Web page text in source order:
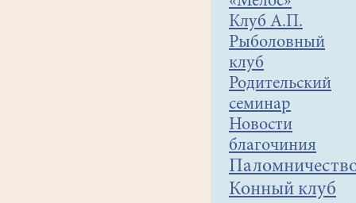
Клуб А.П.
Рыболовный
клуб
Родительский
семинар
Новости
благочиния
Конный клуб